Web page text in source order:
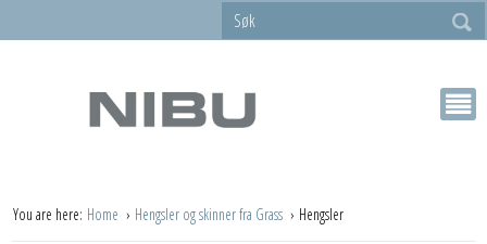
You are here: Home Hengsler og skinner fra Grass Hengsler